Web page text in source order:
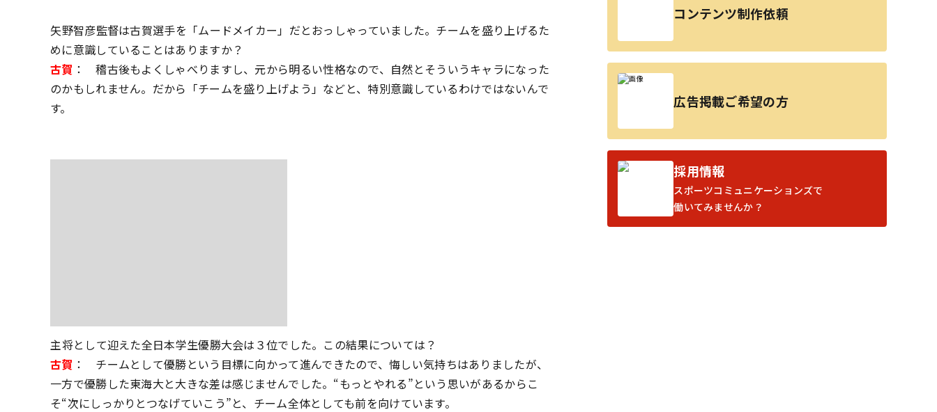
――矢野智彦監督は古賀選手を「ムードメイカー」だとおっしゃっていました。チームを盛り上げるた
めに意識していることはありますか？
古賀 ： 稽古後もよくしゃべりますし、元から明るい性格なので、自然とそういうキャラになった
のかもしれません。だから「チームを盛り上げよう」などと、特別意識しているわけではないんで
す。
――主将として迎えた全日本学生優勝大会は３位でした。この結果については？
古賀 ： チームとして優勝という目標に向かって進んできたので、悔しい気持ちはありましたが、
一方で優勝した東海大と大きな差は感じませんでした。“もっとやれる”という思いがあるからこ
そ“次にしっかりとつなげていこう”と、チーム全体としても前を向けています。
コンテンツ制作依頼
広告掲載ご希望の方
採用情報
スポーツコミュニケーションズで
働いてみませんか？